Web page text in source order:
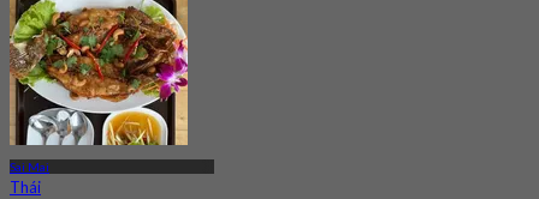
Sai Mai
Thái